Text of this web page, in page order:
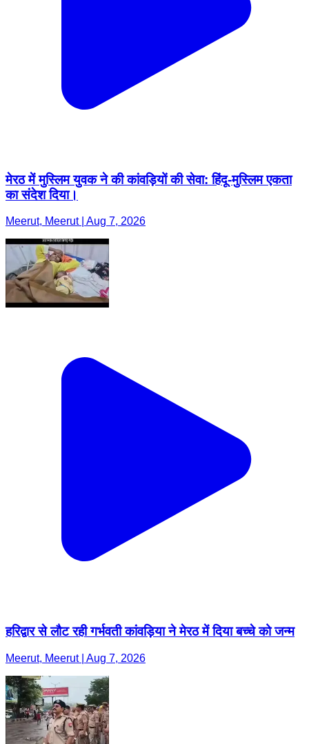
मेरठ में मुस्लिम युवक ने की कांवड़ियों की सेवा: हिंदू-मुस्लिम एकता
का संदेश दिया।
Meerut, Meerut | Aug 7, 2026
हरिद्वार से लौट रही गर्भवती कांवड़िया ने मेरठ में दिया बच्चे को जन्म
Meerut, Meerut | Aug 7, 2026